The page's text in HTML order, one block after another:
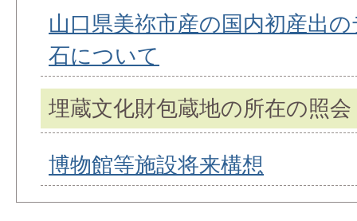
山口県美祢市産の国内初産出
石について
埋蔵文化財包蔵地の所在の照会
博物館等施設将来構想